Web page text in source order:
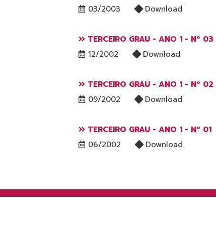
03/2003 Download
TERCEIRO GRAU - ANO 1 - Nº 03
12/2002 Download
TERCEIRO GRAU - ANO 1 - Nº 02
09/2002 Download
TERCEIRO GRAU - ANO 1 - Nº 01
06/2002 Download